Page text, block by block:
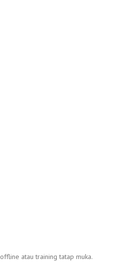
atau training tatap muka.